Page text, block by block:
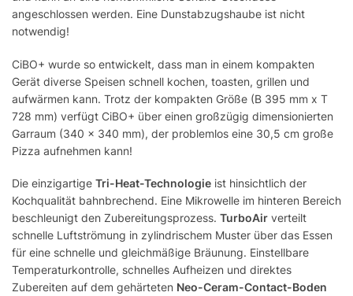
angeschlossen werden. Eine Dunstabzugshaube ist nicht
notwendig!
CiBO+ wurde so entwickelt, dass man in einem kompakten
Gerät diverse Speisen schnell kochen, toasten, grillen und
aufwärmen kann. Trotz der kompakten Größe (B 395 mm x T
728 mm) verfügt CiBO+ über einen großzügig dimensionierten
Garraum (340 x 340 mm), der problemlos eine 30,5 cm große
Pizza aufnehmen kann!
Die einzigartige Tri-Heat-Technologie ist hinsichtlich der
Kochqualität bahnbrechend. Eine Mikrowelle im hinteren Bereich
beschleunigt den Zubereitungsprozess. TurboAir verteilt
schnelle Luftströmung in zylindrischem Muster über das Essen
für eine schnelle und gleichmäßige Bräunung. Einstellbare
Temperaturkontrolle, schnelles Aufheizen und direktes
Zubereiten auf dem gehärteten Neo-Ceram-Contact-Boden